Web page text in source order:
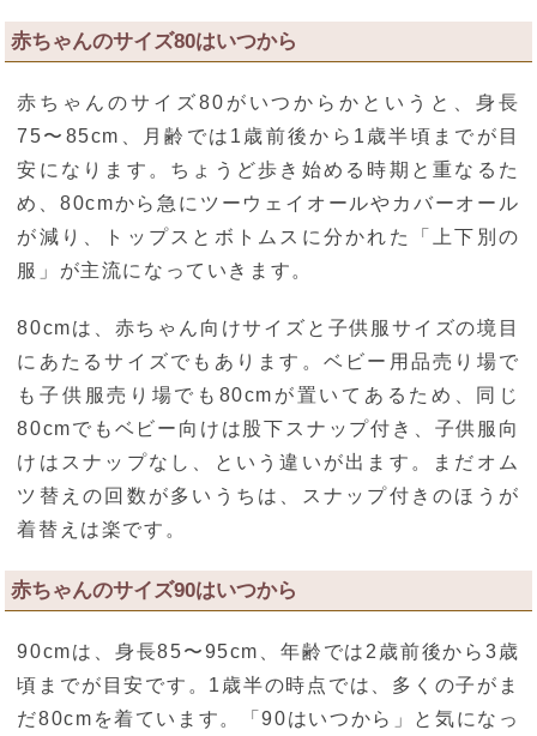
赤ちゃんのサイズ80はいつから
赤ちゃんのサイズ80がいつからかというと、身長
75〜85cm、月齢では1歳前後から1歳半頃までが目
安になります。ちょうど歩き始める時期と重なるた
め、80cmから急にツーウェイオールやカバーオール
が減り、トップスとボトムスに分かれた「上下別の
服」が主流になっていきます。
80cmは、赤ちゃん向けサイズと子供服サイズの境目
にあたるサイズでもあります。ベビー用品売り場で
も子供服売り場でも80cmが置いてあるため、同じ
80cmでもベビー向けは股下スナップ付き、子供服向
けはスナップなし、という違いが出ます。まだオム
ツ替えの回数が多いうちは、スナップ付きのほうが
着替えは楽です。
赤ちゃんのサイズ90はいつから
90cmは、身長85〜95cm、年齢では2歳前後から3歳
頃までが目安です。1歳半の時点では、多くの子がま
だ80cmを着ています。「90はいつから」と気になっ